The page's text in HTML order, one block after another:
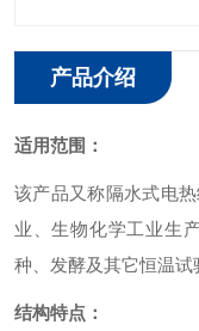
产品介绍
适用范围：
该产品又称隔水式电
业、生物化学工业生
种、发酵及其它恒温试
结构特点：